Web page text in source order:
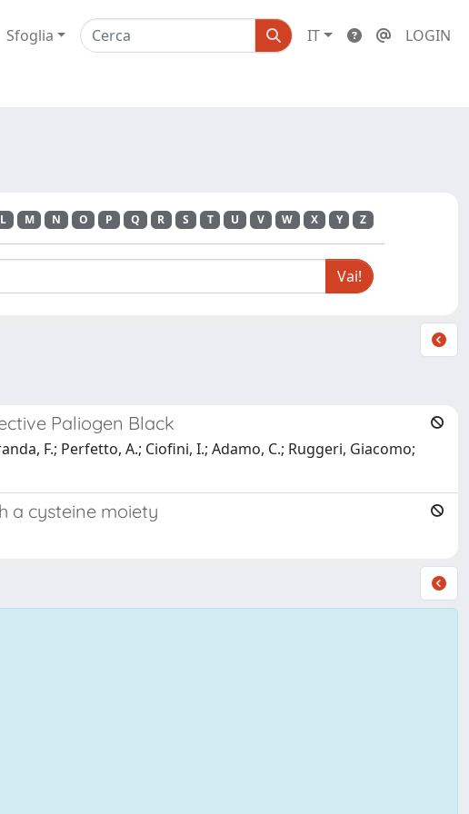
Sfoglia IT LOGIN
L M N O P Q R S T U V W X Y Z
Paliogen Black
F.; Perfetto, A.; Ciofini, I.; Adamo, C.; Ruggeri, Giacomo;
a cysteine moiety